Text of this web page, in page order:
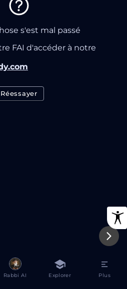
s'est mal passé
FAI d'accéder à notre
Réessayer
Rabbi AI Explorer Plus